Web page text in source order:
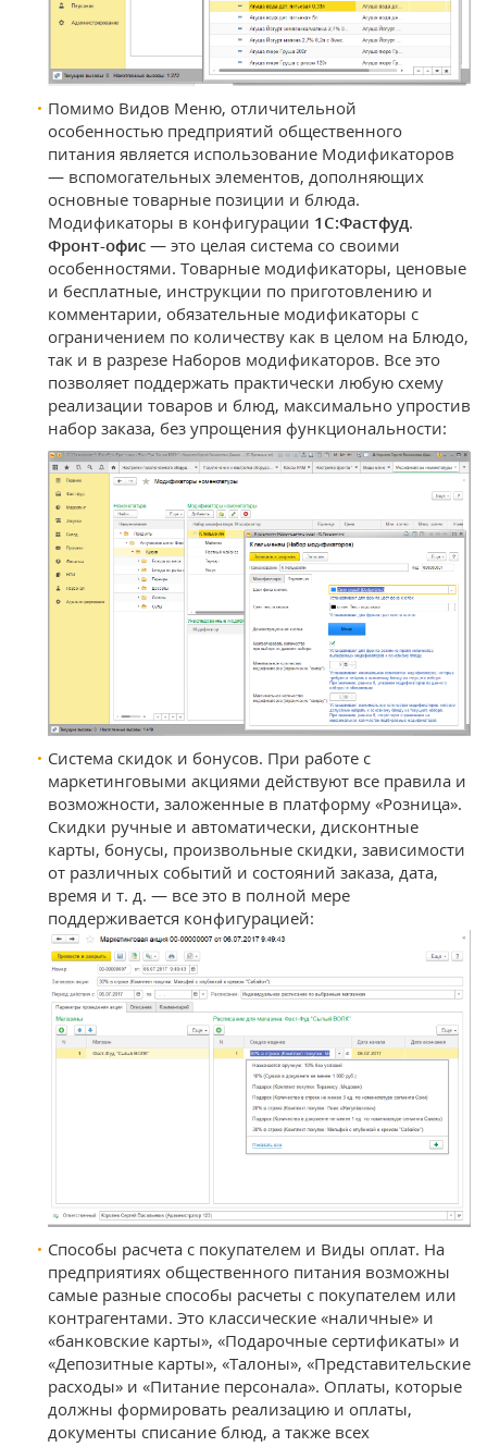
Помимо Видов Меню, отличительной
особенностью предприятий общественного
питания является использование Модификаторов
— вспомогательных элементов, дополняющих
основные товарные позиции и блюда.
Модификаторы в конфигурации 1С:Фастфуд.
Фронт-офис — это целая система со своими
особенностями. Товарные модификаторы, ценовые
и бесплатные, инструкции по приготовлению и
комментарии, обязательные модификаторы с
ограничением по количеству как в целом на Блюдо,
так и в разрезе Наборов модификаторов. Все это
позволяет поддержать практически любую схему
реализации товаров и блюд, максимально упростив
набор заказа, без упрощения функциональности:
Система скидок и бонусов. При работе с
маркетинговыми акциями действуют все правила и
возможности, заложенные в платформу «Розница».
Скидки ручные и автоматически, дисконтные
карты, бонусы, произвольные скидки, зависимости
от различных событий и состояний заказа, дата,
время и т. д. — все это в полной мере
поддерживается конфигурацией:
Способы расчета с покупателем и Виды оплат. На
предприятиях общественного питания возможны
самые разные способы расчеты с покупателем или
контрагентами. Это классические «наличные» и
«банковские карты», «Подарочные сертификаты» и
«Депозитные карты», «Талоны», «Представительские
расходы» и «Питание персонала». Оплаты, которые
должны формировать реализацию и оплаты,
документы списание блюд, а также всех